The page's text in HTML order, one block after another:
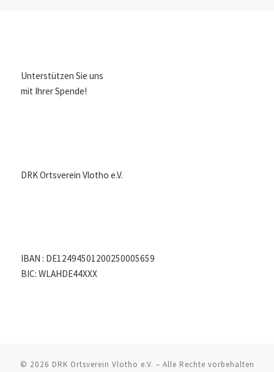
Unterstützen Sie uns
mit Ihrer Spende!
DRK Ortsverein Vlotho e.V.
IBAN : DE12494501200250005659
BIC: WLAHDE44XXX
© 2026 DRK Ortsverein Vlotho e.V. – Alle Rechte vorbehalten